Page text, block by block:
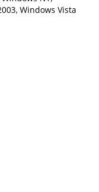
Windows Vista